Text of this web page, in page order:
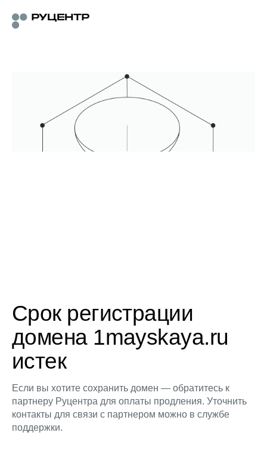
Срок регистрации
домена 1mayskaya.ru
истек
Если вы хотите сохранить домен — обратитесь к
партнеру Руцентра для оплаты продления. Уточнить
контакты для связи с партнером можно в службе
поддержки.